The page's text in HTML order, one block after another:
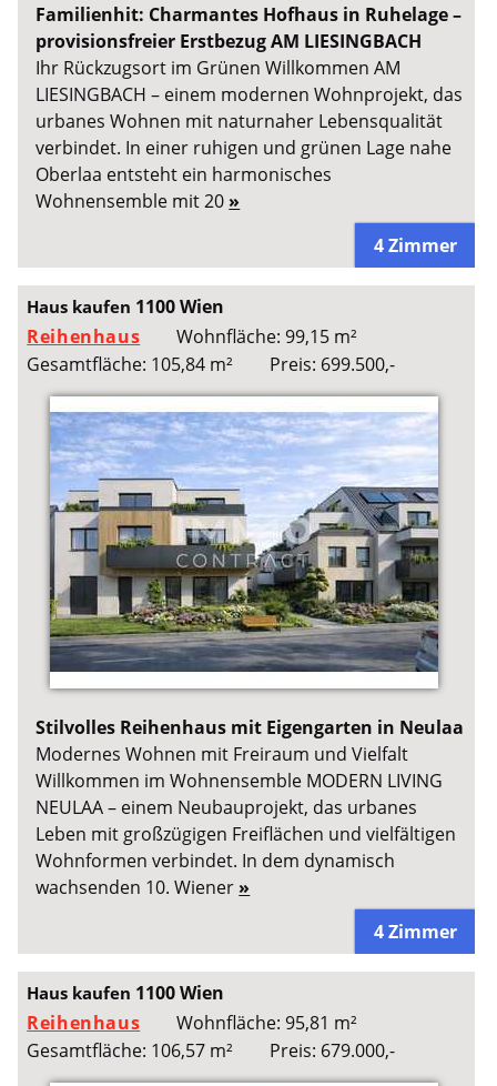
Familienhit: Charmantes Hofhaus in Ruhelage –
provisionsfreier Erstbezug AM LIESINGBACH
Ihr Rückzugsort im Grünen Willkommen AM
LIESINGBACH – einem modernen Wohnprojekt, das
urbanes Wohnen mit naturnaher Lebensqualität
verbindet. In einer ruhigen und grünen Lage nahe
Oberlaa entsteht ein harmonisches
Wohnensemble mit 20 »
4 Zimmer
Haus kaufen 1100 Wien
Reihenhaus
Wohnfläche: 99,15 m²
Gesamtfläche: 105,84 m²
Preis: 699.500,-
Stilvolles Reihenhaus mit Eigengarten in Neulaa
Modernes Wohnen mit Freiraum und Vielfalt
Willkommen im Wohnensemble MODERN LIVING
NEULAA – einem Neubauprojekt, das urbanes
Leben mit großzügigen Freiflächen und vielfältigen
Wohnformen verbindet. In dem dynamisch
wachsenden 10. Wiener »
4 Zimmer
Haus kaufen 1100 Wien
Reihenhaus
Wohnfläche: 95,81 m²
Gesamtfläche: 106,57 m²
Preis: 679.000,-